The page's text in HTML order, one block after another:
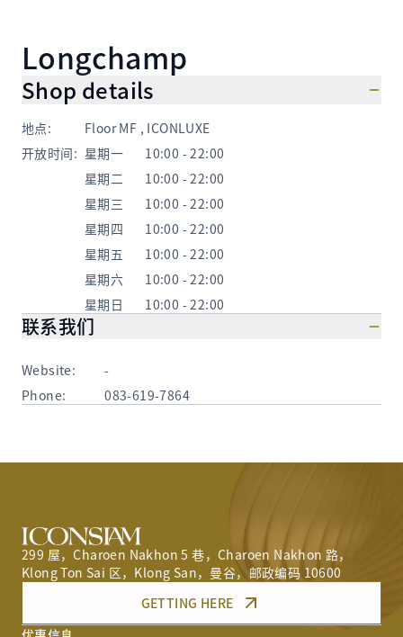
Longchamp
Shop details
地点:
Floor MF , ICONLUXE
开放时间: 星期一
10:00 - 22:00
星期二
10:00 - 22:00
星期三
10:00 - 22:00
星期四
10:00 - 22:00
星期五
10:00 - 22:00
星期六
10:00 - 22:00
星期日
10:00 - 22:00
联系我们
Website:
-
Phone:
083-619-7864
299 屋，Charoen Nakhon 5 巷，Charoen Nakhon 路，
Klong Ton Sai 区，Klong San，曼谷，邮政编码 10600
GETTING HERE